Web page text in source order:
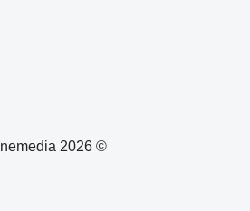
© 2026 Linemedia